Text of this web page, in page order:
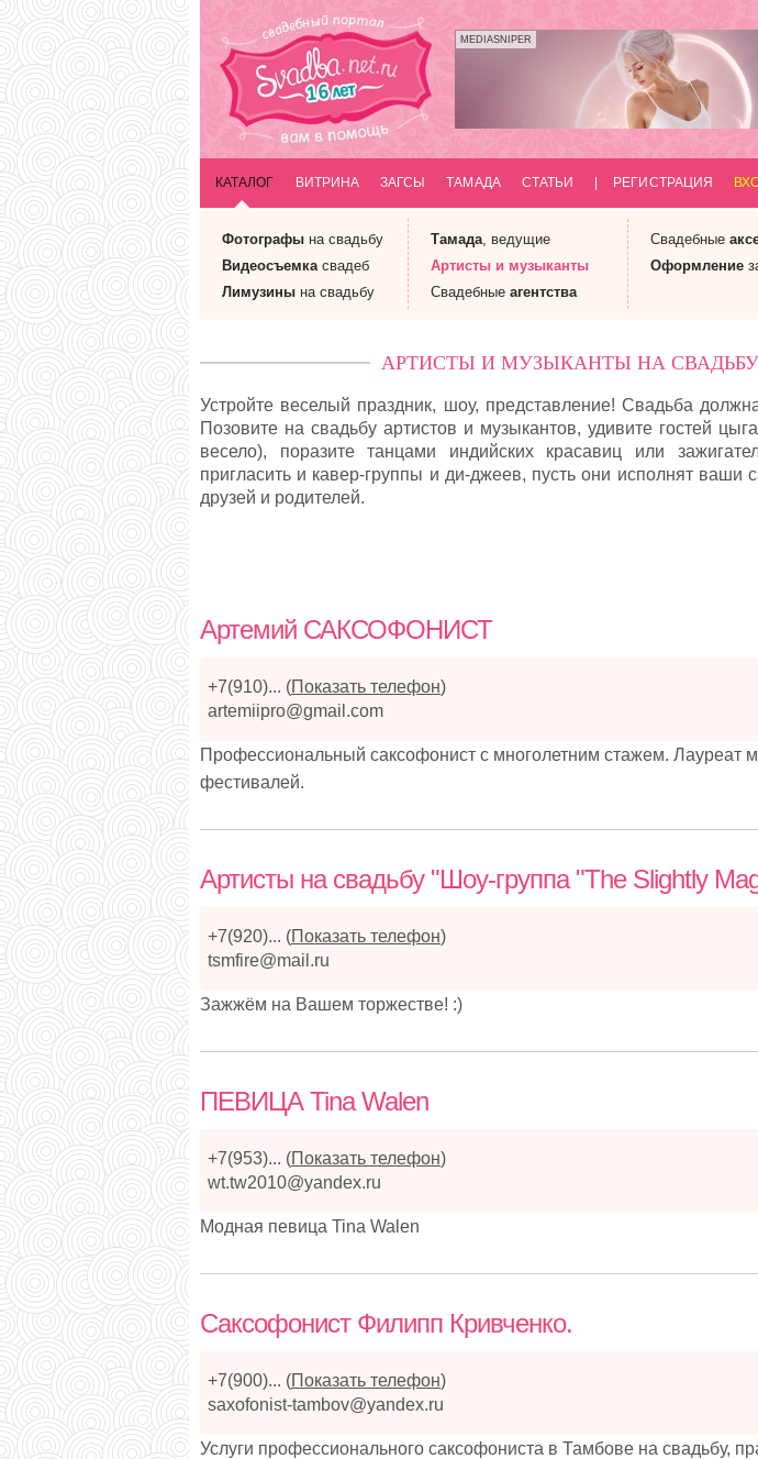
MEDIASNIPER
КАТАЛОГ ВИТРИНА ЗАГСЫ ТАМАДА СТАТЬИ РЕГИСТРАЦИЯ
Фотографы на свадьбу
Видеосъемкасвадеб
Лимузины на свадьбу
Тамада, ведущие
Артисты и музыканты
Свадебные агентства
Свадебные
Оформление
АРТИСТЫ И МУЗЫКАНТЫ НА
Устройте веселый праздник, шоу, представление! Свадьба
Позовите на свадьбу артистов и музыкантов, удивите гостей
весело), поразите танцами индийских красавиц или
пригласить и кавер-группы и ди-джеев, пусть они исполнят
друзей и родителей.
Артемий САКСОФОНИСТ
+7(910)... (Показать телефон)
artemiipro@gmail.com
Профессиональный саксофонист с многолетним стажем. Лауреат
фестивалей.
Артисты на свадьбу "Шоу-группа "The Slightly
+7(920)... (Показать телефон)
tsmfire@mail.ru
Зажжём на Вашем торжестве! :)
ПЕВИЦА Tina Walen
+7(953)... (Показать телефон)
wt.tw2010@yandex.ru
Модная певица Tina Walen
Саксофонист Филипп Кривченко.
+7(900)... (Показать телефон)
saxofonist-tambov@yandex.ru
Услуги профессионального саксофониста в Тамбове на свадьбу,